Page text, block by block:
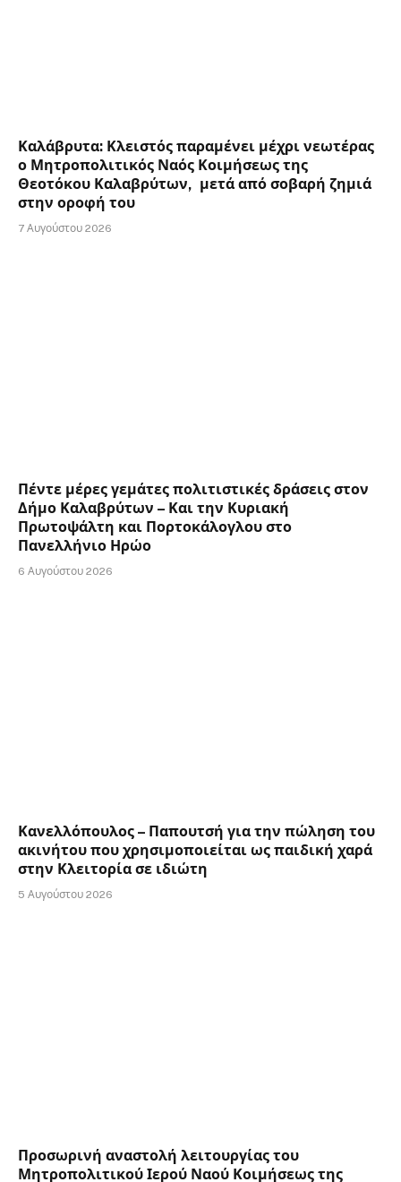
Καλάβρυτα: Κλειστός παραμένει μέχρι νεωτέρας
ο Μητροπολιτικός Ναός Κοιμήσεως της
Θεοτόκου Καλαβρύτων, μετά από σοβαρή ζημιά
στην οροφή του
7 Αυγούστου 2026
Πέντε μέρες γεμάτες πολιτιστικές δράσεις στον
Δήμο Καλαβρύτων – Και την Κυριακή
Πρωτοψάλτη και Πορτοκάλογλου στο
Πανελλήνιο Ηρώο
6 Αυγούστου 2026
Κανελλόπουλος – Παπουτσή για την πώληση του
ακινήτου που χρησιμοποιείται ως παιδική χαρά
στην Κλειτορία σε ιδιώτη
5 Αυγούστου 2026
Προσωρινή αναστολή λειτουργίας του
Μητροπολιτικού Ιερού Ναού Κοιμήσεως της